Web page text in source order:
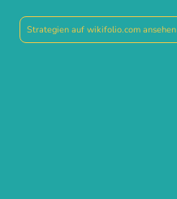
Strategien auf wikifolio.com ansehen